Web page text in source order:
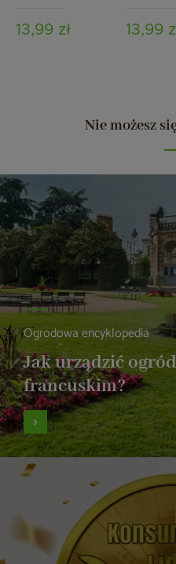
13,99 zł 13,99
Nie możesz
Ogrodowa encyklopedia
Jak urządzić
francuskim?